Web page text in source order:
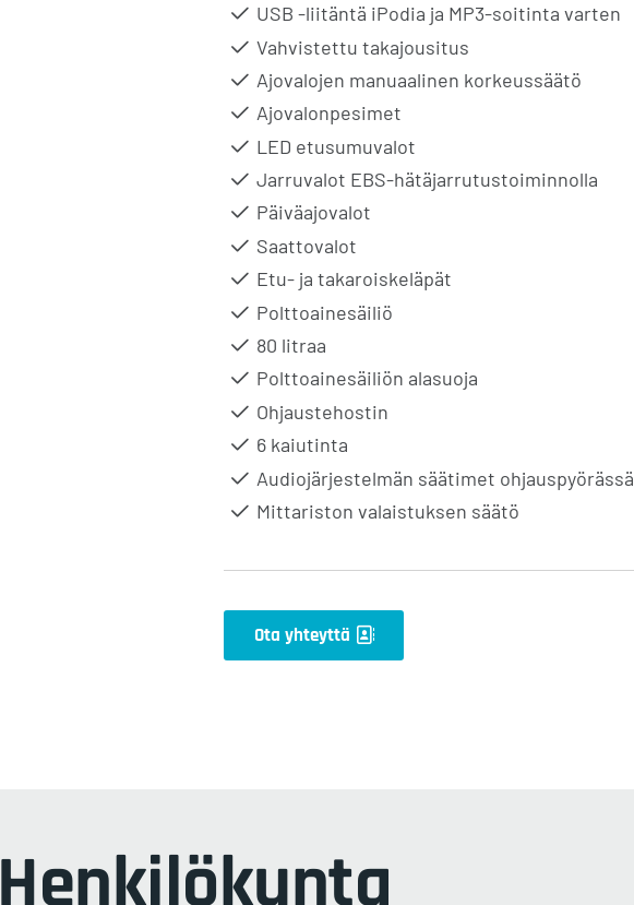
USB -liitäntä iPodia ja MP3-soitinta varten
Vahvistettu takajousitus
Ajovalojen manuaalinen korkeussäätö
Ajovalonpesimet
LED etusumuvalot
Jarruvalot EBS-hätäjarrutustoiminnolla
Päiväajovalot
Saattovalot
Etu- ja takaroiskeläpät
Polttoainesäiliö
80 litraa
Polttoainesäiliön alasuoja
Ohjaustehostin
6 kaiutinta
Audiojärjestelmän säätimet ohjauspyörässä
Mittariston valaistuksen säätö
Ota yhteyttä
Henkilökunta